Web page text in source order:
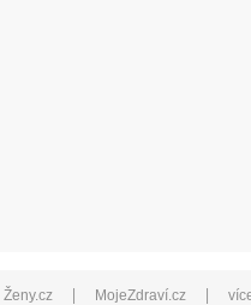
Ženy.cz | MojeZdraví.cz |